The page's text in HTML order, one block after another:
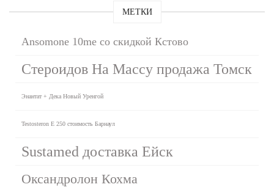
МЕТКИ
Ansomone 10me со скидкой Кстово
Стероидов На Массу продажа Томск
Энантат + Дека Новый Уренгой
Testosteron E 250 стоимость Барнаул
Sustamed доставка Ейск
Оксандролон Кохма